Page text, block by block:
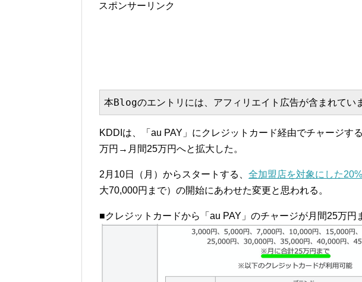
スポンサーリンク
本Blogのエントリには、アフィリエイト広告が含まれてい
KDDIは、「au PAY」にクレジットカード経由でチャージす
万円→月間25万円へと拡大した。
2月10日（月）からスタートする、 全加盟店を対象にした
大70,000円まで）の開始にあわせた変更と思われる。
■クレジットカードから「au PAY」のチャージが月間25万円